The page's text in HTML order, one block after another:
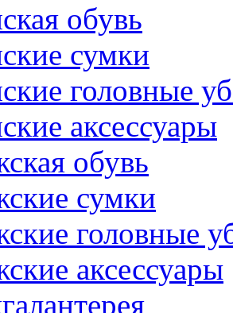
обувь
сумки
головные
аксессуары
обувь
сумки
головные
аксессуары